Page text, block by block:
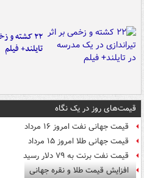
۲۲ کشته و
تایلند+ فیلم
قیمت‌های روز در یک نگاه
قیمت جهانی نفت امروز ۱۶ مرداد
قیمت جهانی طلا امروز ۱۵ مرداد
قیمت نفت برنت به ۷۹ دلار رسید
افزایش قیمت طلا و نقره جهانی